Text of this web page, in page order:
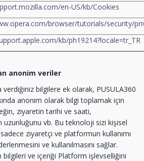
en-US/kb/Cookies
browser/tutorials/security/
kb/ph19214?locale=tr_TR
anonim veriler
verdiğiniz bilgilere ek olarak, PUSULA360
anonim olarak bilgi toplamak için
ziyaretin tarihi ve saati,
uzunluğunu vb. Bu teknoloji sizi kişisel
ziyaretçi ve platformun kullanımı
ve kullanılmasını sağlar.
bilgileri ve içeriği Platform işlevselliğini